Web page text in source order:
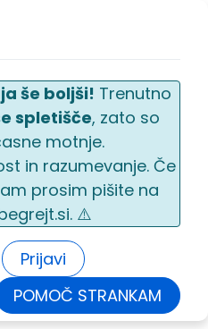
Prijavi
POMOČ STRANKAM
še boljši! Trenutno
spletišče, zato so
motnje.
in razumevanje. Če
prosim pišite na
⚠️